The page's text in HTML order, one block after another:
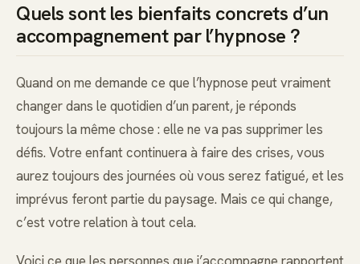
Quels sont les bienfaits concrets d’un
accompagnement par l’hypnose ?
Quand on me demande ce que l’hypnose peut vraiment
changer dans le quotidien d’un parent, je réponds
toujours la même chose : elle ne va pas supprimer les
défis. Votre enfant continuera à faire des crises, vous
aurez toujours des journées où vous serez fatigué, et les
imprévus feront partie du paysage. Mais ce qui change,
c’est votre relation à tout cela.